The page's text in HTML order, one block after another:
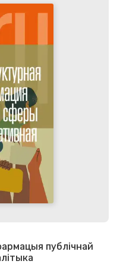
публічнай